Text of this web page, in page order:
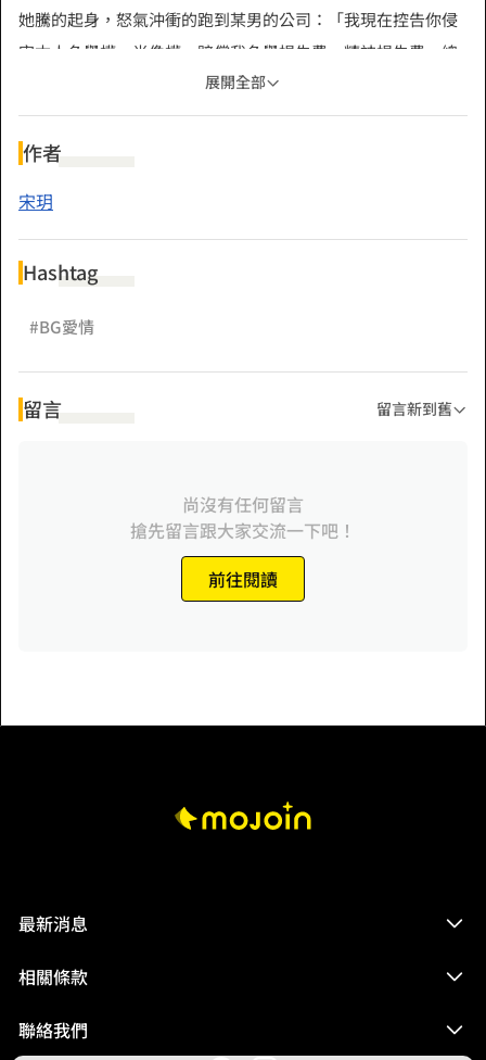
她騰的起身，怒氣沖衝的跑到某男的公司：「我現在控告你侵
害本人名譽權，肖像權，賠償我名譽損失費，精神損失費，總
「好啊。」某男唰唰的開了一千萬的支票，續而邪魅一笑：
「你的算清了？該輪到我了？」
果然，某男邪邪一笑，「你睡了我一次，我是不是該睡回
去？」
展開全部
作者
宋玥
Hashtag
#BG愛情
留言 留言新到舊
尚沒有任何留言
搶先留言跟大家交流一下吧！
前往閱讀
最新消息
相關條款
聯絡我們